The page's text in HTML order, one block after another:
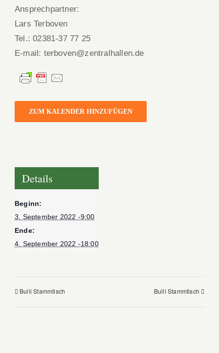
Ansprechpartner:
Lars Terboven
Tel.: 02381-37 77 25
E-mail: terboven@zentralhallen.de
ZUM KALENDER HINZUFÜGEN
Details
Beginn:
3. September 2022 -9:00
Ende:
4. September 2022 -18:00
Bulli Stammtisch Bulli Stammtisch